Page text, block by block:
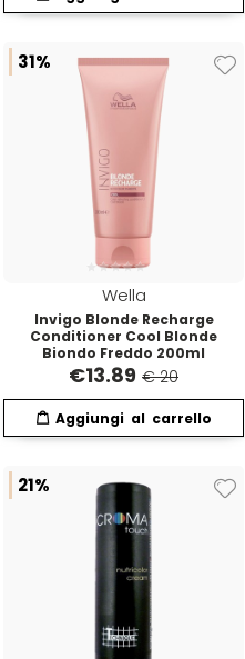
Dyson
F-G-H
FANOLA
FARMACA
Farmagan
31%
Wella
Invigo Blonde Recharge
Conditioner Cool Blonde
Biondo Freddo 200ml
€13.89 € 20
21%